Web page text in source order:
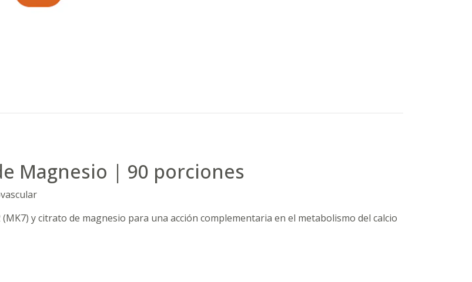
Magnesio | 90 porciones
y citrato de magnesio para una acción complementaria en el metabolismo del calcio